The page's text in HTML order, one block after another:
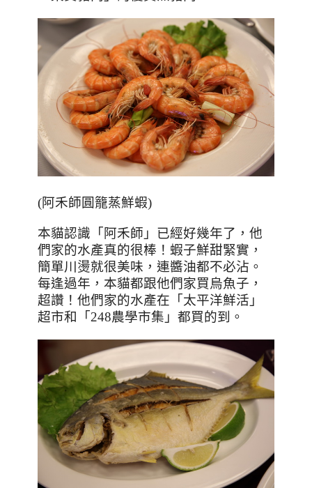
(阿禾師圓籠蒸鮮蝦)
本貓認識「阿禾師」已經好幾年了，他
們家的水產真的很棒！蝦子鮮甜緊實，
簡單川燙就很美味，連醬油都不必沾。
每逢過年，本貓都跟他們家買烏魚子，
超讚！他們家的水產在「太平洋鮮活」
超市和「 248農學市集」都買的到。